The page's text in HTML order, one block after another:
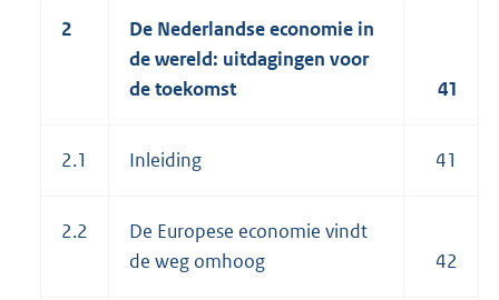
2
De Nederlandse economie in
de wereld: uitdagingen voor
de toekomst
41
2.1 Inleiding 41
2.2
De Europese economie vindt
de weg omhoog
42